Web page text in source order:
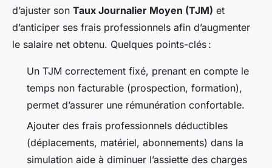
d’ajuster son Taux Journalier Moyen (TJM) et
d’anticiper ses frais professionnels afin d’augmenter
le salaire net obtenu. Quelques points-clés :
Un TJM correctement fixé, prenant en compte le
temps non facturable (prospection, formation),
permet d’assurer une rémunération confortable.
Ajouter des frais professionnels déductibles
(déplacements, matériel, abonnements) dans la
simulation aide à diminuer l’assiette des charges